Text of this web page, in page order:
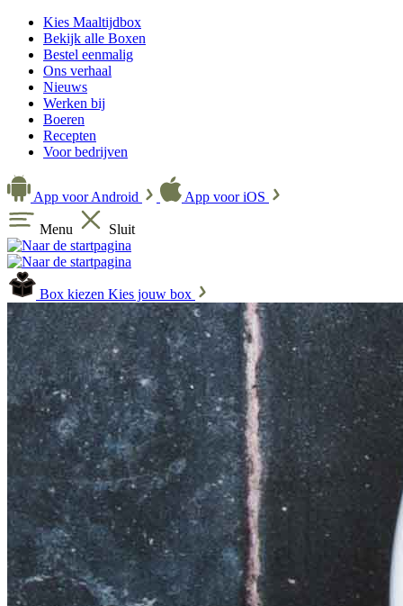
Kies Maaltijdbox
Bekijk alle Boxen
Bestel eenmalig
Ons verhaal
Nieuws
Werken bij
Boeren
Recepten
Voor bedrijven
App voor Android App voor iOS
Menu Sluit
Box kiezen Kies jouw box